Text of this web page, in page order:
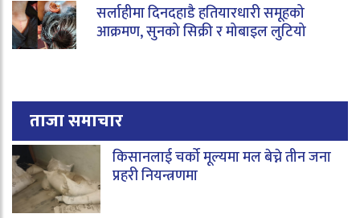
सर्लाहीमा दिनदहाडै हतियारधारी समूहको
आक्रमण, सुनको सिक्री र मोबाइल लुटियो
ताजा समाचार
किसानलाई चर्को मूल्यमा मल बेच्ने तीन जना
प्रहरी नियन्त्रणमा